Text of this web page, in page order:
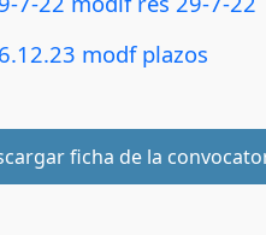
modf plazos
ficha de la